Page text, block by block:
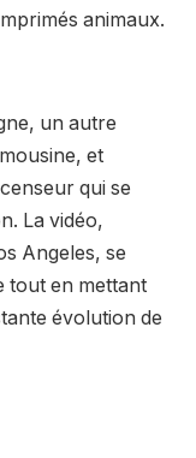
animaux.
un autre
et
qui se
La vidéo,
Angeles, se
tout en mettant
évolution de